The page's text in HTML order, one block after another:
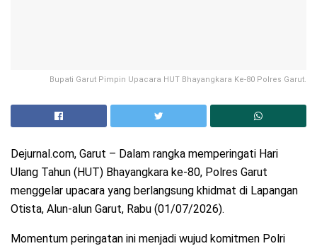
Bupati Garut Pimpin Upacara HUT Bhayangkara Ke-80 Polres Garut.
Dejurnal.com, Garut – Dalam rangka memperingati Hari
Ulang Tahun (HUT) Bhayangkara ke-80, Polres Garut
menggelar upacara yang berlangsung khidmat di Lapangan
Otista, Alun-alun Garut, Rabu (01/07/2026).
Momentum peringatan ini menjadi wujud komitmen Polri